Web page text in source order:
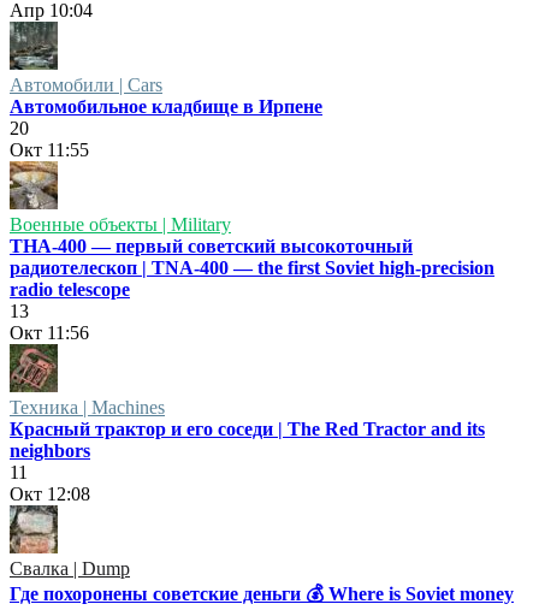
Апр 10:04
Автомобили | Cars
Автомобильное кладбище в Ирпене
20
Окт 11:55
Военные объекты | Military
ТНА-400 — первый советский высокоточный
радиотелескоп | TNA-400 — the first Soviet high-precision
radio telescope
13
Окт 11:56
Техника | Machines
Красный трактор и его соседи | The Red Tractor and its
neighbors
11
Окт 12:08
Свалка | Dump
Где похоронены советские деньги 💰 Where is Soviet money